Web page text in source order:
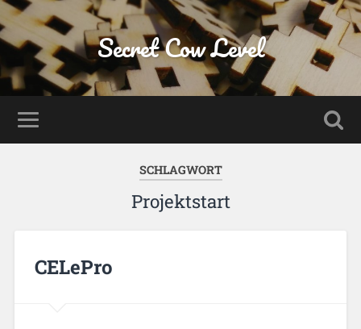
Secret Cow Level
SCHLAGWORT
Projektstart
CELePro